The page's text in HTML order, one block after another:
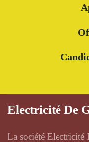
Electricité De
La société Electricité